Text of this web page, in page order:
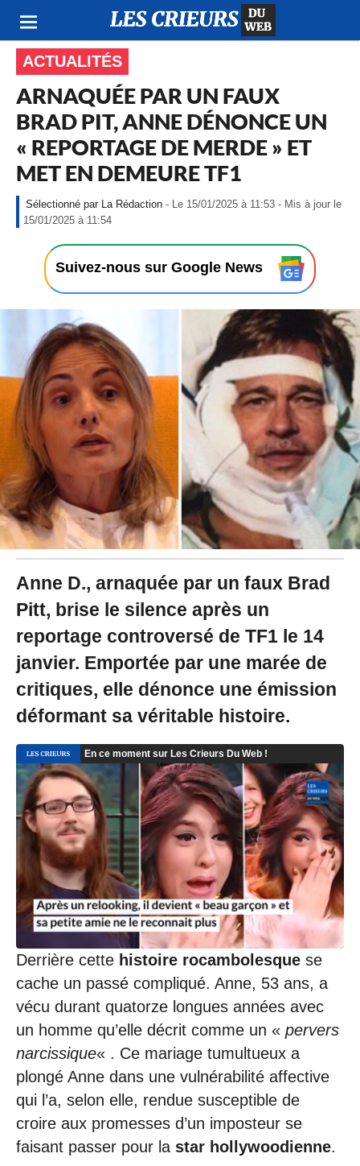
ACTUALITÉS
ARNAQUÉE PAR UN FAUX
BRAD PIT, ANNE DÉNONCE UN
« REPORTAGE DE MERDE » ET
MET EN DEMEURE TF1
La Rédaction - Le 15/01/2025 à 11:53 - Mis à jour le
15/01/2025 à 11:54
1
/
/
2
0
2
5
1
:
-
M
s
u
r
e
5
/
0
/
2
5
à
1
1
:
4
Suivez-nous sur Google News
Anne D., arnaquée par un faux Brad
Pitt, brise le silence après un
reportage controversé de TF1 le 14
janvier. Emportée par une marée de
critiques, elle dénonce une émission
déformant sa véritable histoire.
Derrière cette histoire rocambolesque se
cache un passé compliqué. Anne, 53 ans, a
vécu durant quatorze longues années avec
un homme qu’elle décrit comme un « pervers
narcissique« . Ce mariage tumultueux a
plongé Anne dans une vulnérabilité affective
qui l’a, selon elle, rendue susceptible de
croire aux promesses d’un imposteur se
faisant passer pour la star hollywoodienne.